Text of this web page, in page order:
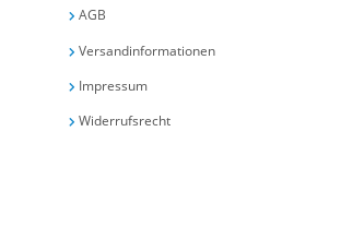
AGB
Versandinformationen
Impressum
Widerrufsrecht